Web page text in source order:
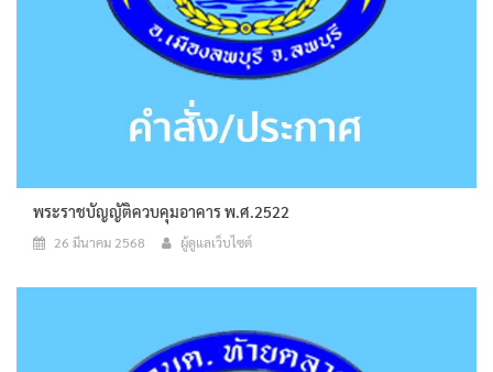
พระราชบัญญัติควบคุมอาคาร พ.ศ.2522
26 มีนาคม 2568 ผู้ดูแลเว็บไซต์